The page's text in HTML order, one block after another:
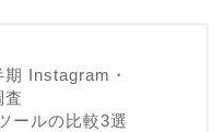
期 Instagram・
査
ールの比較3選